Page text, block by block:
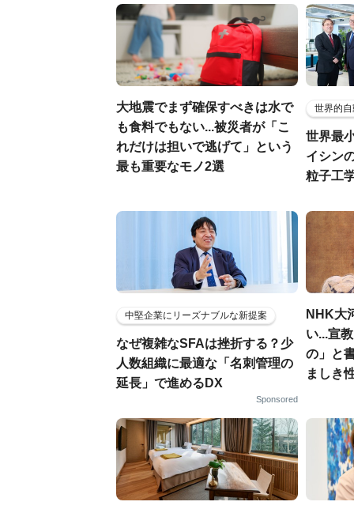
大地震でまず確保すべきは水で
も食料でもない...被災者が「こ
れだけは担いで逃げて」という
最も重要なモノ2選
世界的
世界最
イシン
粒子工
中堅企業にリーズナブルな新提案
なぜ複雑なSFAは挫折する？少
人数組織に最適な「名刺管理の
延長」で進めるDX
Sponsored
NHK大
い...宣
の」と
ましき